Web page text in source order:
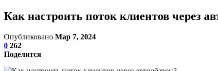
Как настроить поток клиентов через
Опубликовано Мар 7, 2024
0 262
Поделится